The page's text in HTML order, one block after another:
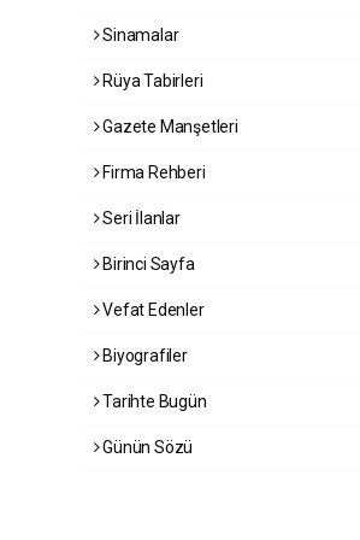
Sinamalar
Rüya Tabirleri
Gazete Manşetleri
Firma Rehberi
Seri İlanlar
Birinci Sayfa
Vefat Edenler
Biyografiler
Tarihte Bugün
Günün Sözü